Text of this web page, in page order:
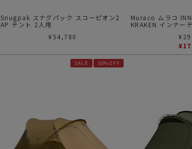
Snugpak スナグパック スコーピオン2
AP テント 2人用
¥ 54,780
Muraco ムラコ
KRAKEN インナー
¥
¥
SALE 30%OFF